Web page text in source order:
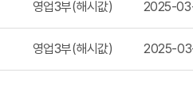
영업3부(해시값) 2025-
영업3부(해시값) 2025-